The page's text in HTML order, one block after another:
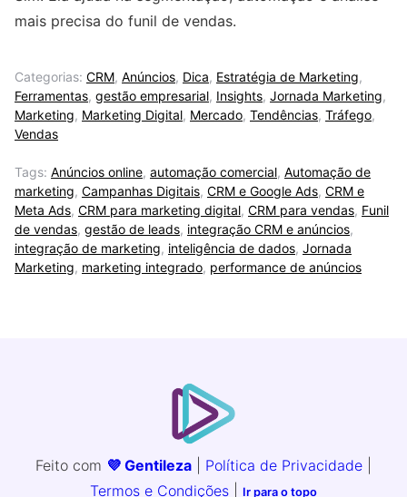
mais precisa do funil de vendas.
Categorias: CRM, Anúncios, Dica, Estratégia de Marketing,
Ferramentas, gestão empresarial, Insights, Jornada Marketing,
Marketing, Marketing Digital, Mercado, Tendências, Tráfego,
Vendas
Tags: Anúncios online, automação comercial, Automação de
marketing, Campanhas Digitais, CRM e Google Ads, CRM e
Meta Ads, CRM para marketing digital, CRM para vendas, Funil
de vendas, gestão de leads, integração CRM e anúncios,
integração de marketing, inteligência de dados, Jornada
Marketing, marketing integrado, performance de anúncios
Feito com 💜 Gentileza Política de Privacidade
Termos e Condições
Ir para o topo